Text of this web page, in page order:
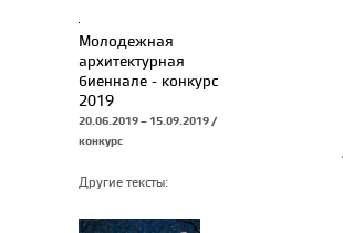
Молодежная
архитектурная
биеннале - конкурс
2019
20.06.2019 – 15.09.2019 /
конкурс
Другие тексты: